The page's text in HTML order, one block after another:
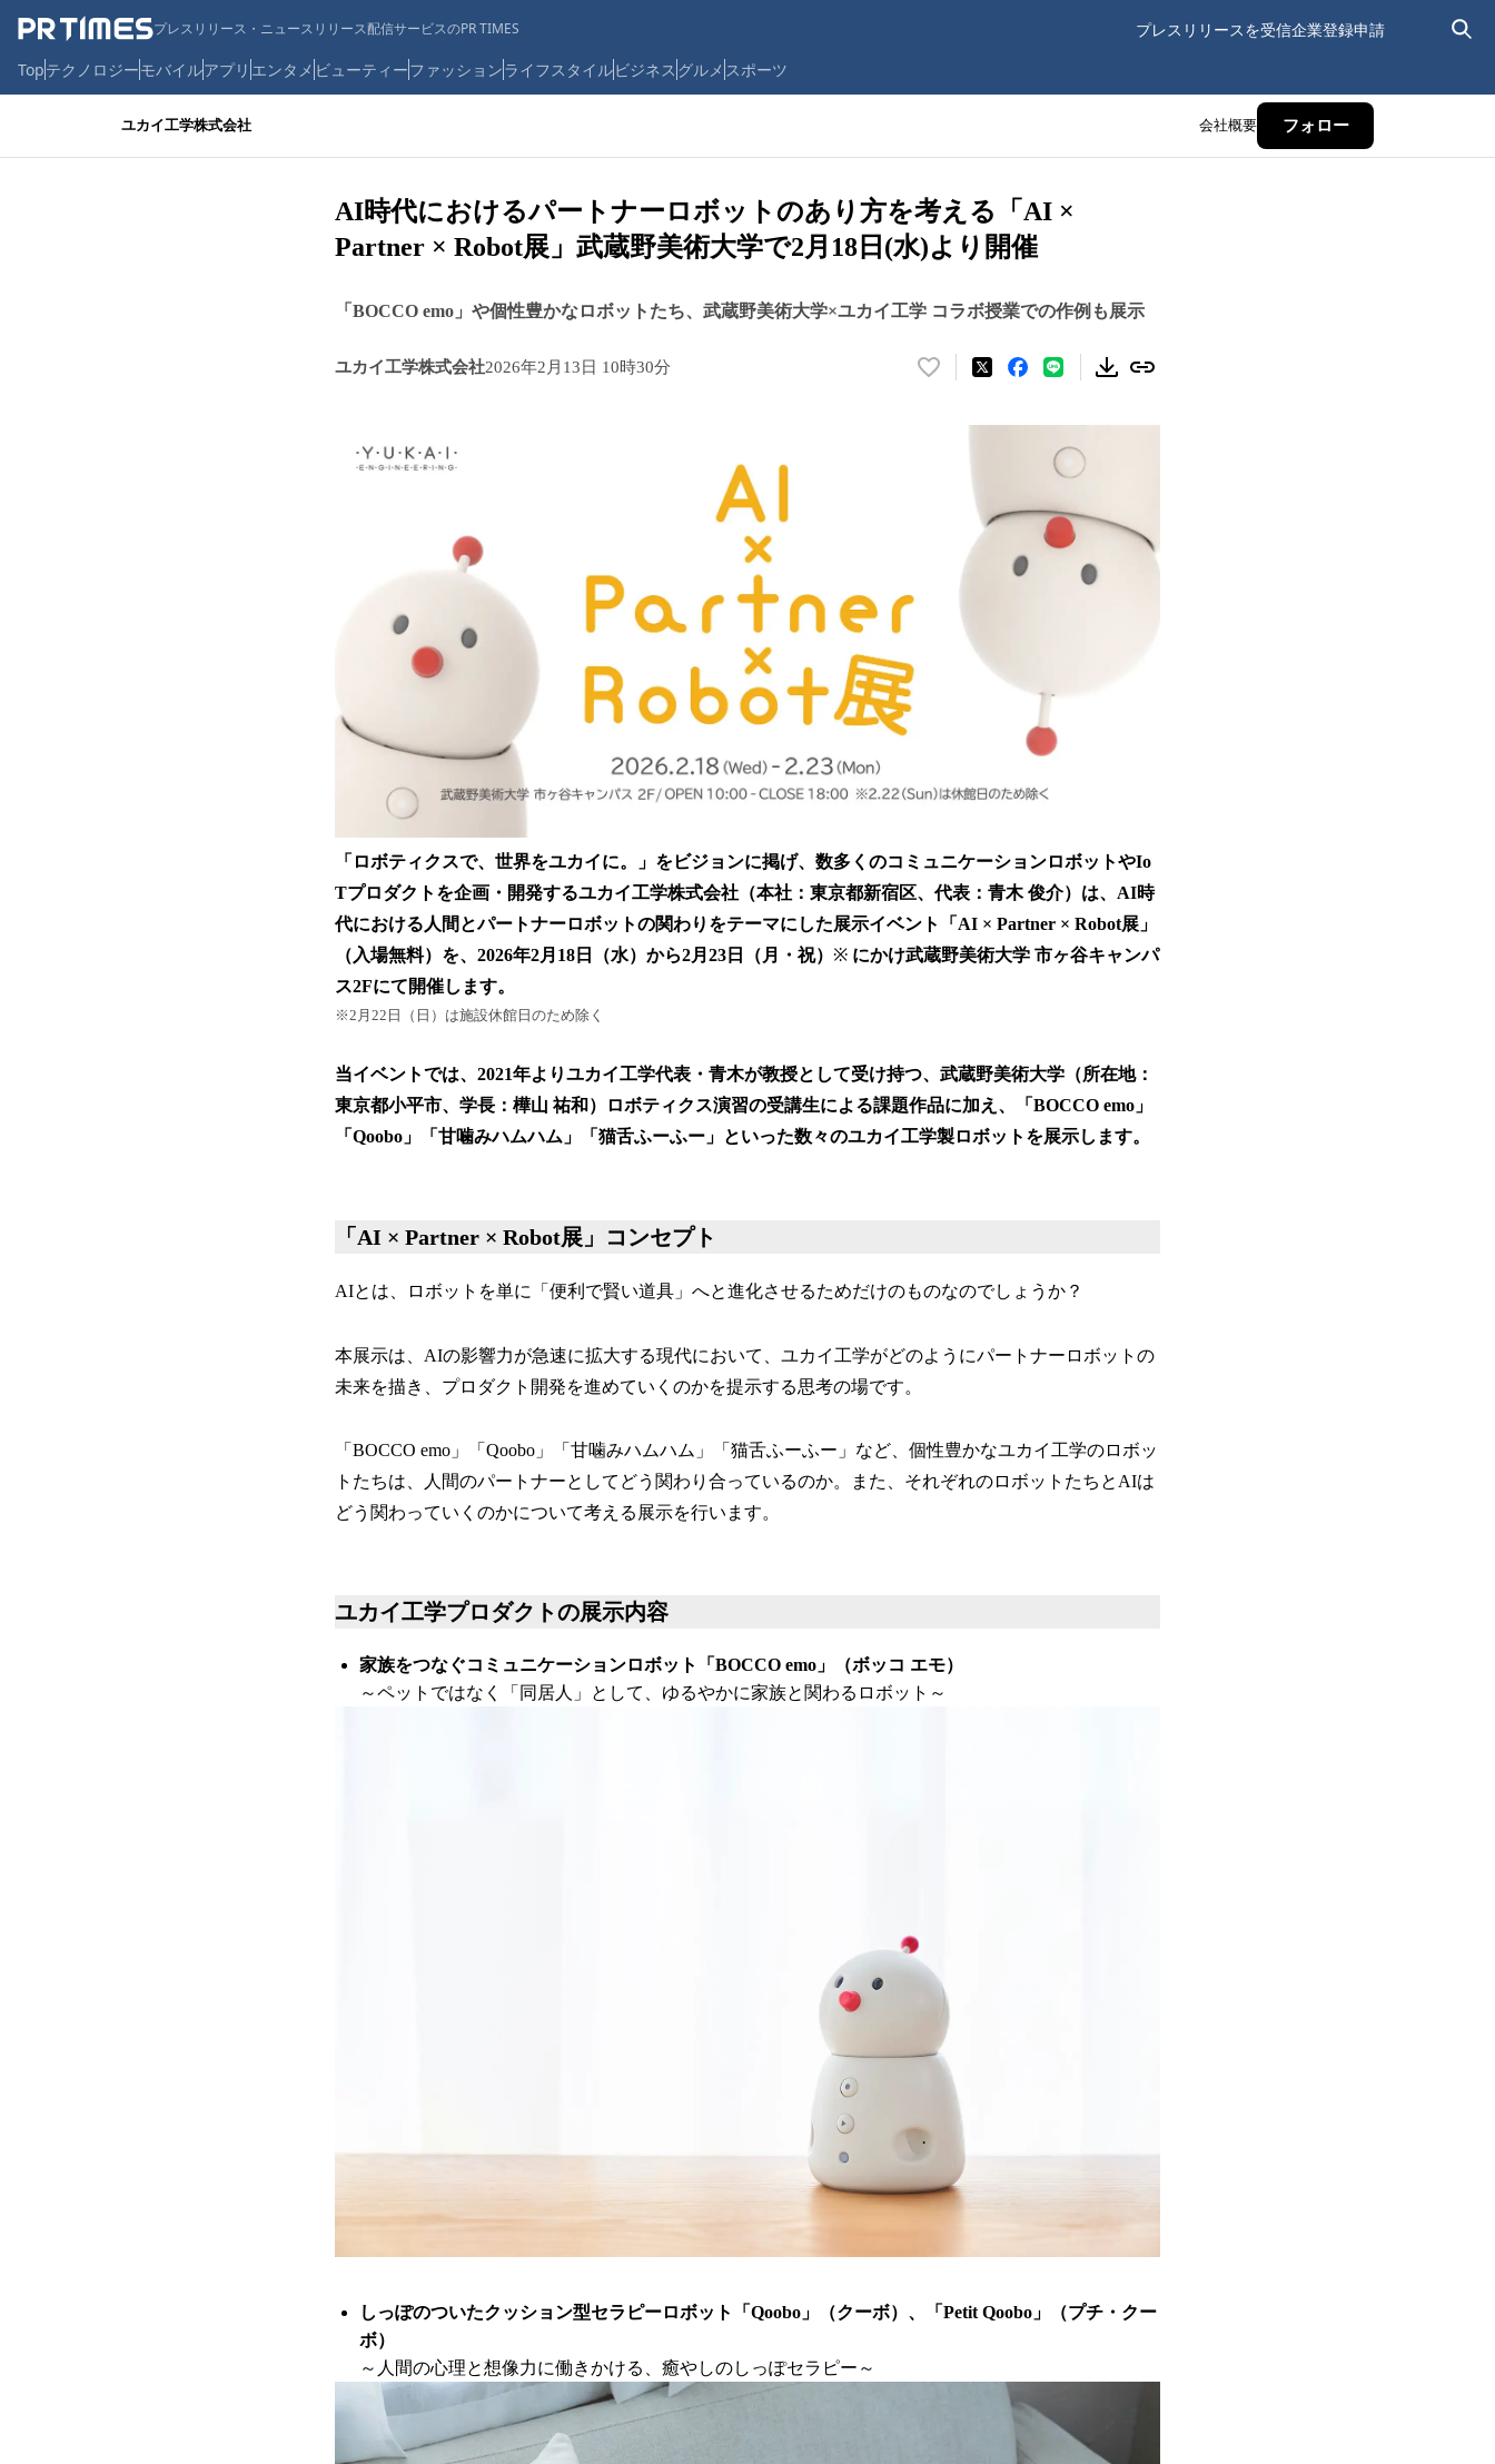
プレスリリース・ニュースリリース配信サービスのPR TIMES プレスリリースを受信企業登録申請
Topテクノロジーモバイルアプリ エンタメ ビューティーファッションライフスタイルビジネス グルメ スポーツ
ユカイ工学株式会社 会社概要 フォロー
AI時代におけるパートナーロボットのあり方を考える「AI ×
Partner × Robot展」武蔵野美術大学で2月18日(水)より開催
「BOCCO emo」や個性豊かなロボットたち、武蔵野美術大学×ユカイ工学 コラボ授業での作例も展示
ユカイ工学株式会社2026年2月13日 10時30分
い
「ロボティクスで、世界をユカイに。」をビジョンに掲げ、数多くのコミュニケーションロボットやIo
Tプロダクトを企画・開発するユカイ工学株式会社（本社：東京都新宿区、代表：青木 俊介）は、AI時
代における人間とパートナーロボットの関わりをテーマにした展示イベント「AI × Partner × Robot展」
（入場無料）を、2026年2月18日（水）から2月23日（月・祝） ※ にかけ武蔵野美術大学 市ヶ谷キャンパ
ス2Fにて開催します。
※2月22日（日）は施設休館日のため除く
当イベントでは、2021年よりユカイ工学代表・青木が教授として受け持つ、武蔵野美術大学（所在地：
東京都小平市、学長：樺山 祐和）ロボティクス演習の受講生による課題作品に加え、「BOCCO emo」
「Qoobo」「甘噛みハムハム」「猫舌ふーふー」といった数々のユカイ工学製ロボットを展示します。
「AI × Partner × Robot展」コンセプト
AIとは、ロボットを単に「便利で賢い道具」へと進化させるためだけのものなのでしょうか？
本展示は、AIの影響力が急速に拡大する現代において、ユカイ工学がどのようにパートナーロボットの
未来を描き、プロダクト開発を進めていくのかを提示する思考の場です。
「BOCCO emo」「Qoobo」「甘噛みハムハム」「猫舌ふーふー」など、個性豊かなユカイ工学のロボッ
トたちは、人間のパートナーとしてどう関わり合っているのか。また、それぞれのロボットたちとAIは
どう関わっていくのかについて考える展示を行います。
ユカイ工学プロダクトの展示内容
家族をつなぐコミュニケーションロボット「BOCCO emo」（ボッコ エモ）
～ペットではなく「同居人」として、ゆるやかに家族と関わるロボット～
しっぽのついたクッション型セラピーロボット「Qoobo」（クーボ）、「Petit Qoobo」（プチ・クー
ボ）
～人間の心理と想像力に働きかける、癒やしのしっぽセラピー～